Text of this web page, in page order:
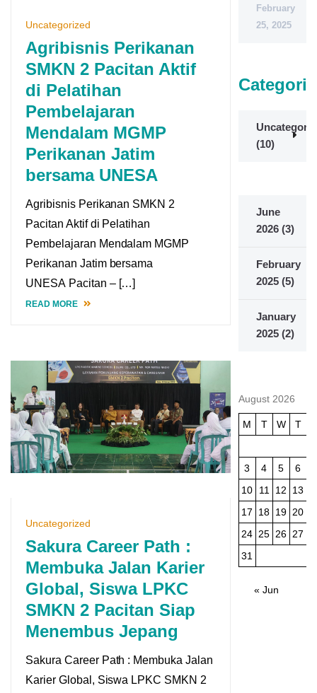
Uncategorized
Agribisnis Perikanan
SMKN 2 Pacitan Aktif
di Pelatihan
Pembelajaran
Mendalam MGMP
Perikanan Jatim
bersama UNESA
Agribisnis Perikanan SMKN 2
Pacitan Aktif di Pelatihan
Pembelajaran Mendalam MGMP
Perikanan Jatim bersama
UNESA Pacitan – […]
READ MORE
Uncategorized
Sakura Career Path :
Membuka Jalan Karier
Global, Siswa LPKC
SMKN 2 Pacitan Siap
Menembus Jepang
Sakura Career Path : Membuka Jalan
Karier Global, Siswa LPKC SMKN 2
February
25, 2025
(10)
June
2026(3)
February
2025(5)
January
2025(2)
August 2026
M T W T
3 4 5 6
10
11 12 13
17
18 19 20
24 25 26 27
31
« Jun